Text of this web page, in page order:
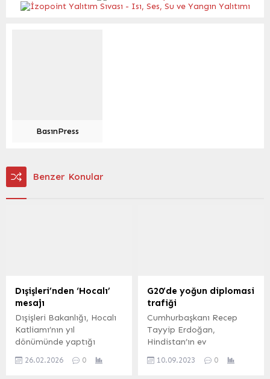
BasınPress
Benzer Konular
Dışişleri’nden ‘Hocalı’
mesajı
Dışişleri Bakanlığı, Hocalı
Katliamı’nın yıl
dönümünde yaptığı
1992’de hayatını
26.02.2026 0
G20’de yoğun diplomasi
trafiği
Cumhurbaşkanı Recep
Tayyip Erdoğan,
Hindistan’ın ev
Liderler Zirvesi
10.09.2023 0